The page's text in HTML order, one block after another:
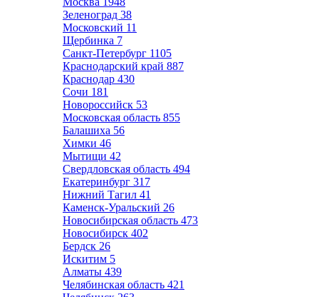
Зеленоград 38
Московский 11
Щербинка 7
Санкт-Петербург 1105
Краснодарский край 887
Краснодар 430
Сочи 181
Новороссийск 53
Московская область 855
Балашиха 56
Химки 46
Мытищи 42
Свердловская область 494
Екатеринбург 317
Нижний Тагил 41
Каменск-Уральский 26
Новосибирская область 473
Новосибирск 402
Бердск 26
Искитим 5
Алматы 439
Челябинская область 421